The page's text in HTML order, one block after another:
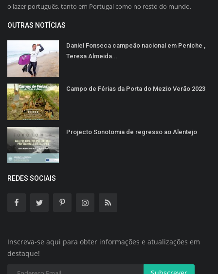
o lazer português, tanto em Portugal como no resto do mundo.
OUTRAS NOTÍCIAS
Daniel Fonseca campeão nacional em Peniche ,
Teresa Almeida...
Campo de Férias da Porta do Mezio Verão 2023
Projecto Sonotomia de regresso ao Alentejo
REDES SOCIAIS
Inscreva-se aqui para obter informações e atualizações em
destaque!